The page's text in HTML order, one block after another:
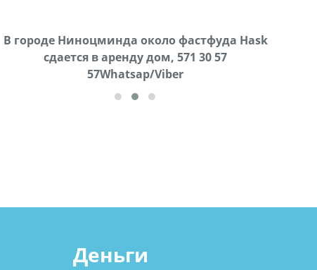
В городе Ниноцминда около фастфуда Hask
cдается в аренду дом, 571 30 57
57Whatsap/Viber
Продается машина марки Prado,571 30 57
57Whatsap/Viber
Деньги